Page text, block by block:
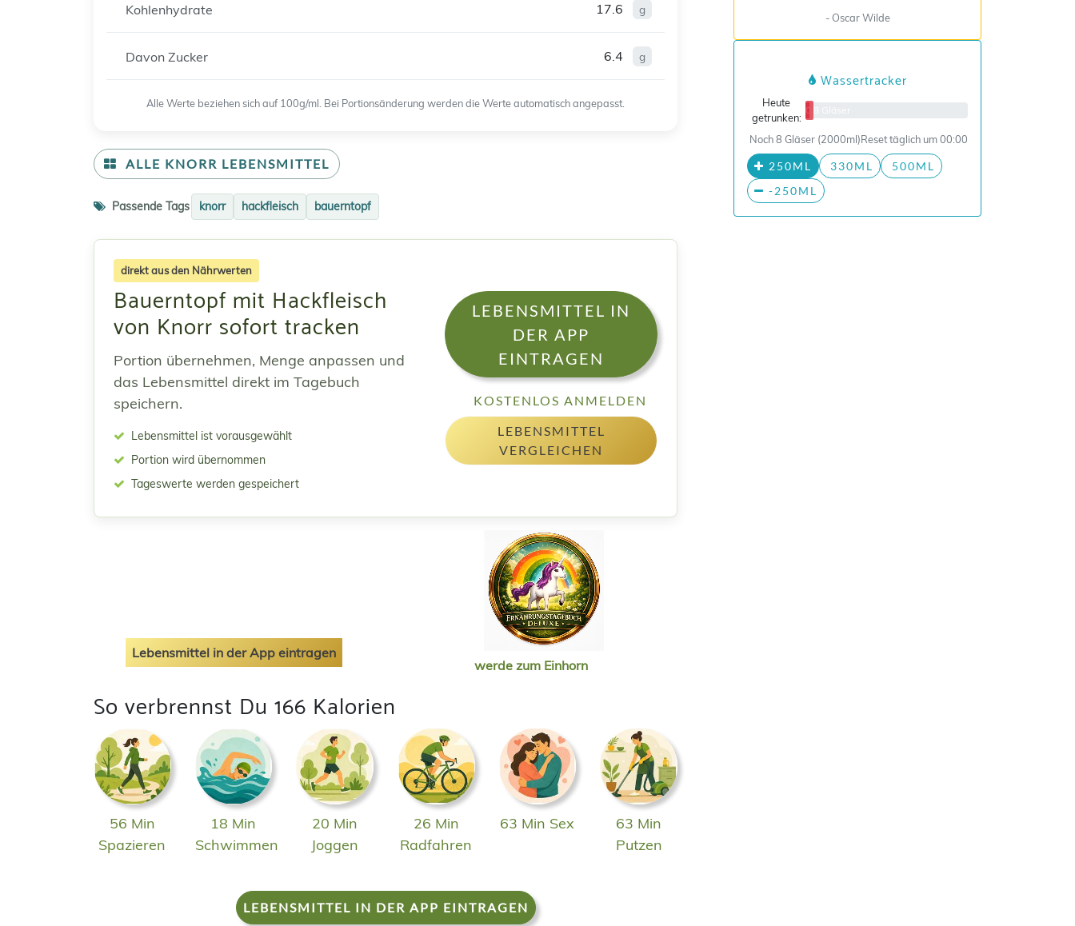
Kohlenhydrate 17.6 g
Davon Zucker 6.4 g
Alle Werte beziehen sich auf 100g/ml. Bei Portionsänderung werden die Werte automatisch angepasst.
ALLE KNORR LEBENSMITTEL
Passende Tags knorr hackfleisch bauerntopf
direkt aus den Nährwerten
Bauerntopf mit Hackfleisch
von Knorr sofort tracken
Portion übernehmen, Menge anpassen und
das Lebensmittel direkt im Tagebuch
speichern.
Lebensmittel ist vorausgewählt
Portion wird übernommen
Tageswerte werden gespeichert
LEBENSMITTEL IN
DER APP
EINTRAGEN
KOSTENLOS ANMELDEN
LEBENSMITTEL
VERGLEICHEN
Lebensmittel in der App eintragen
werde zum Einhorn
So verbrennst Du 166 Kalorien
56 Min
Spazieren
18 Min
Schwimmen
20 Min
Joggen
26 Min
Radfahren
63 Min Sex
63 Min
Putzen
LEBENSMITTEL IN DER APP EINTRAGEN
- Oscar Wilde
Wassertracker
Heute
getrunken:
0/8 Gläser
Noch 8 Gläser (2000ml)Reset täglich um 00:00
250ML 330ML
500ML
-250ML